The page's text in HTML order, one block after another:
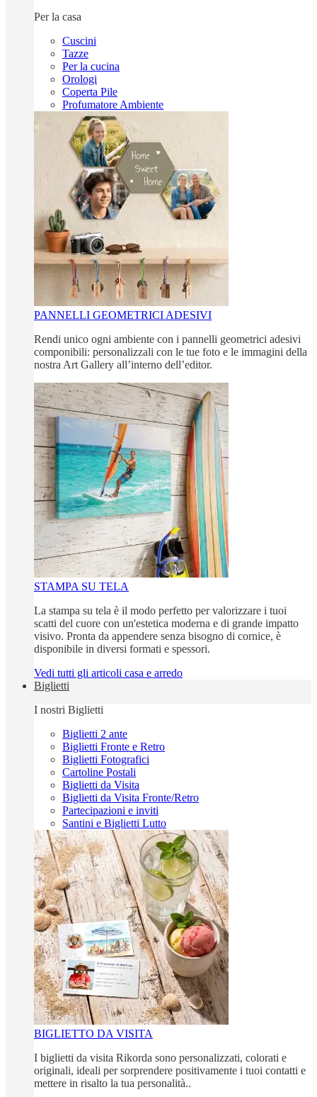
Per la casa
Cuscini
Tazze
Per la cucina
Orologi
Coperta Pile
Profumatore Ambiente
PANNELLI GEOMETRICI ADESIVI
Rendi unico ogni ambiente con i pannelli geometrici adesivi
componibili: personalizzali con le tue foto e le immagini della
nostra Art Gallery all’interno dell’editor.
STAMPA SU TELA
La stampa su tela è il modo perfetto per valorizzare i tuoi
scatti del cuore con un'estetica moderna e di grande impatto
visivo. Pronta da appendere senza bisogno di cornice, è
disponibile in diversi formati e spessori.
Vedi tutti gli articoli casa e arredo
Biglietti
I nostri Biglietti
Biglietti 2 ante
Biglietti Fronte e Retro
Biglietti Fotografici
Cartoline Postali
Biglietti da Visita
Biglietti da Visita Fronte/Retro
Partecipazioni e inviti
Santini e Biglietti Lutto
BIGLIETTO DA VISITA
I biglietti da visita Rikorda sono personalizzati, colorati e
originali, ideali per sorprendere positivamente i tuoi contatti e
mettere in risalto la tua personalità..